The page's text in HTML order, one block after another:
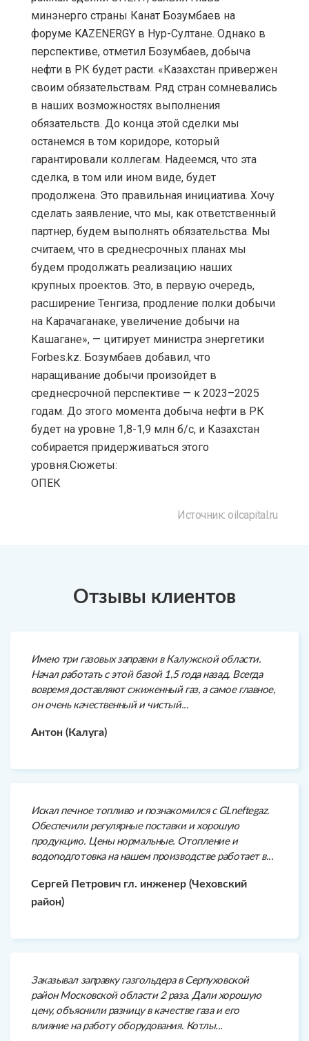
минэнерго страны Канат Бозумбаев на
форуме KAZENERGY в Нур-Султане. Однако в
перспективе, отметил Бозумбаев, добыча
нефти в РК будет расти. «Казахстан привержен
своим обязательствам. Ряд стран сомневались
в наших возможностях выполнения
обязательств. До конца этой сделки мы
останемся в том коридоре, который
гарантировали коллегам. Надеемся, что эта
сделка, в том или ином виде, будет
продолжена. Это правильная инициатива. Хочу
сделать заявление, что мы, как ответственный
партнер, будем выполнять обязательства. Мы
считаем, что в среднесрочных планах мы
будем продолжать реализацию наших
крупных проектов. Это, в первую очередь,
расширение Тенгиза, продление полки добычи
на Карачаганаке, увеличение добычи на
Кашагане», — цитирует министра энергетики
Forbes.kz. Бозумбаев добавил, что
наращивание добычи произойдет в
среднесрочной перспективе — к 2023–2025
годам. До этого момента добыча нефти в РК
будет на уровне 1,8-1,9 млн б/с, и Казахстан
собирается придерживаться этого
уровня.Сюжеты:
ОПЕК
Источник: oilcapital.ru
Отзывы клиентов
Имею три газовых заправки в Калужской области.
Начал работать с этой базой 1,5 года назад. Всегда
вовремя доставляют сжиженный газ, а самое главное,
он очень качественный и чистый...
Антон (Калуга)
Искал печное топливо и познакомился с GLneftegaz.
Обеспечили регулярные поставки и хорошую
продукцию. Цены нормальные. Отопление и
водоподготовка на нашем производстве работает в...
Сергей Петрович гл. инженер (Чеховский
район)
Заказывал заправку газгольдера в Серпуховской
район Московской области 2 раза. Дали хорошую
цену, объяснили разницу в качестве газа и его
влияние на работу оборудования. Котлы...